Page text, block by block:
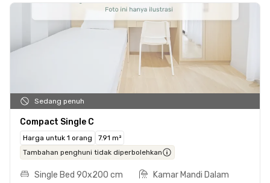
Sedang penuh
Compact Single C
Harga untuk 1 orang
7.91 m²
Tambahan penghuni tidak diperbolehkan
Single Bed 90x200 cm
Kamar Mandi Dalam